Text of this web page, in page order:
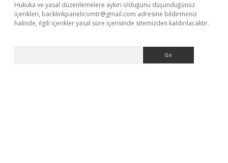
Hukuka ve yasal düzenlemelere aykırı olduğunu düşündüğünüz
içerikleri, backlinkpanelicomtr@gmail.com adresine bildirmeniz
halinde, ilgili içerikler yasal süre içerisinde sitemizden kaldırılacaktır.